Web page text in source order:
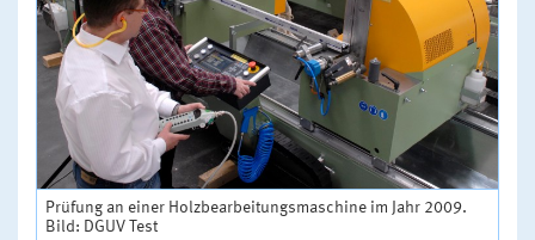
Prüfung an einer Holzbearbeitungsmaschine im Jahr 2009.
Bild: DGUV Test